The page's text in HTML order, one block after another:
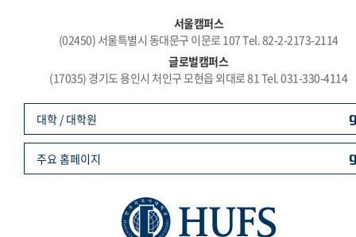
서울캠퍼스
(02450) 서울특별시 동대문구 이문로 107 Tel. 82-2-2173-2114
글로벌캠퍼스
(17035) 경기도 용인시 처인구 모현읍 외대로 81 Tel. 031-330-4114
대학 / 대학원
주요 홈페이지